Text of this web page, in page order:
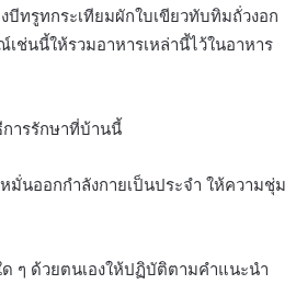
ทรูทกระเทียมผักใบเขียวทับทิมถั่วงอก
ช่นนี้ให้รวมอาหารเหล่านี้ไว้ในอาหาร
ารรักษาที่บ้านนี้
นออกกำลังกายเป็นประจำ ให้ความชุ่ม
ๆ ด้วยตนเองให้ปฏิบัติตามคำแนะนำ